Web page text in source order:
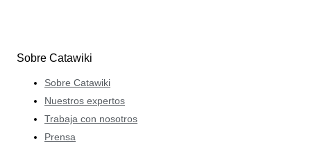
Sobre Catawiki
Sobre Catawiki
Nuestros expertos
Trabaja con nosotros
Prensa